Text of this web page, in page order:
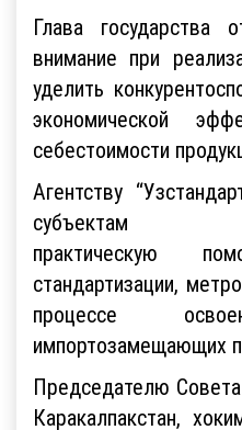
Глава государства
внимание при
уделить
экономической
себестоимости
Агентству
субъектам
практическую
стандартизации,
процессе
импортозамещающих
Председателю
Каракалпакстан,